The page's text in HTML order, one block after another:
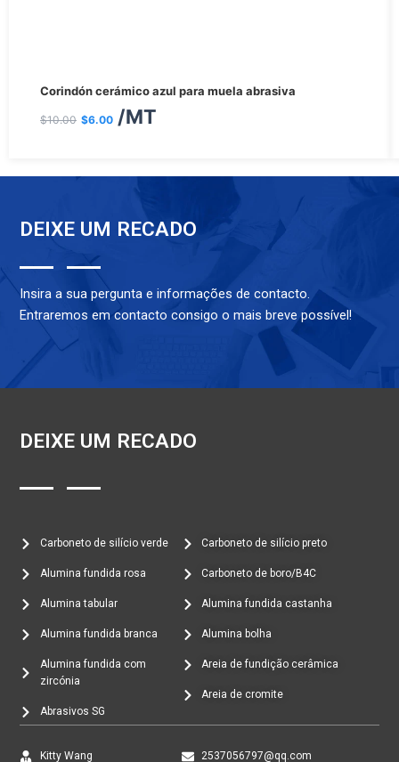
Corindón cerámico azul para muela abrasiva
$10.00
precio
era:
$10.00.
$6.00
precio
es:
$6.00.
/MT
DEIXE UM RECADO
Insira a sua pergunta e informações de contacto.
Entraremos em contacto consigo o mais breve possível!
DEIXE UM RECADO
Carboneto de silício verde
Alumina fundida rosa
Alumina tabular
Alumina fundida branca
Alumina fundida com
zircónia
Abrasivos SG
Carboneto de silício preto
Carboneto de boro/B4C
Alumina fundida castanha
Alumina bolha
Areia de fundição cerâmica
Areia de cromite
Kitty Wang 2537056797@qq.com